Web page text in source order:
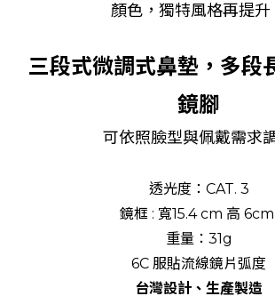
顏色，獨特風格再提升
三段式微調式鼻墊，多段
鏡腳
可依照臉型與佩戴需求
透光度：CAT. 3
鏡框 : 寬15.4 cm 高 6cm
重量：31g
6C 服貼流線鏡片弧度
台灣設計、生產製造